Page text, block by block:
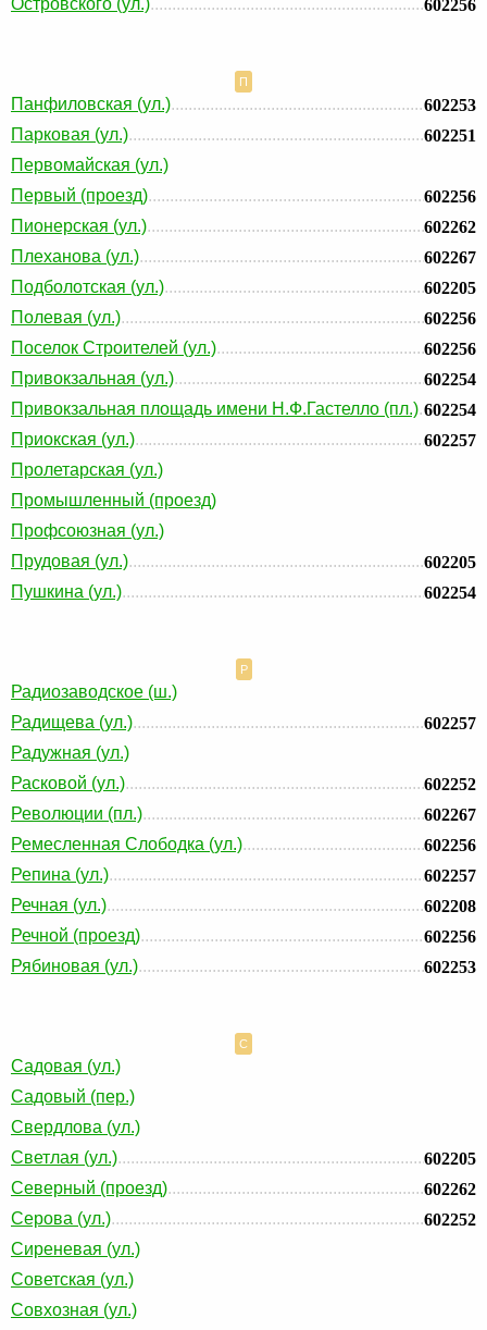
Островского (ул.) 602256
П
Панфиловская (ул.)
602253
Парковая (ул.)
602251
Первомайская (ул.)
Первый (проезд)
602256
Пионерская (ул.)
602262
Плеханова (ул.)
602267
Подболотская (ул.)
602205
Полевая (ул.)
602256
Поселок Строителей (ул.)
602256
Привокзальная (ул.)
602254
Привокзальная площадь имени Н.Ф.Гастелло (пл.) 602254
Приокская (ул.)
602257
Пролетарская (ул.)
Промышленный (проезд)
Профсоюзная (ул.)
Прудовая (ул.)
602205
Пушкина (ул.)
602254
Р
Радиозаводское (ш.)
Радищева (ул.)
602257
Радужная (ул.)
Расковой (ул.)
602252
Революции (пл.)
602267
Ремесленная Слободка (ул.)
602256
Репина (ул.)
602257
Речная (ул.)
602208
Речной (проезд)
602256
Рябиновая (ул.)
602253
С
Садовая (ул.)
Садовый (пер.)
Свердлова (ул.)
Светлая (ул.)
602205
Северный (проезд)
602262
Серова (ул.)
602252
Сиреневая (ул.)
Советская (ул.)
Совхозная (ул.)